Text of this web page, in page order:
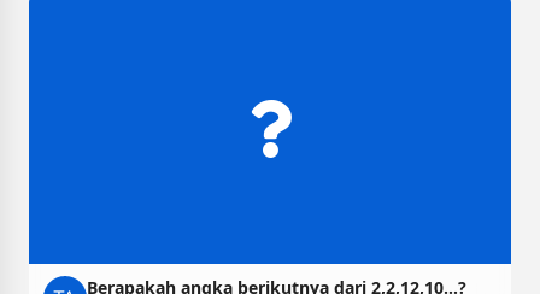
Berapakah angka berikutnya dari 2,2,12,10…?